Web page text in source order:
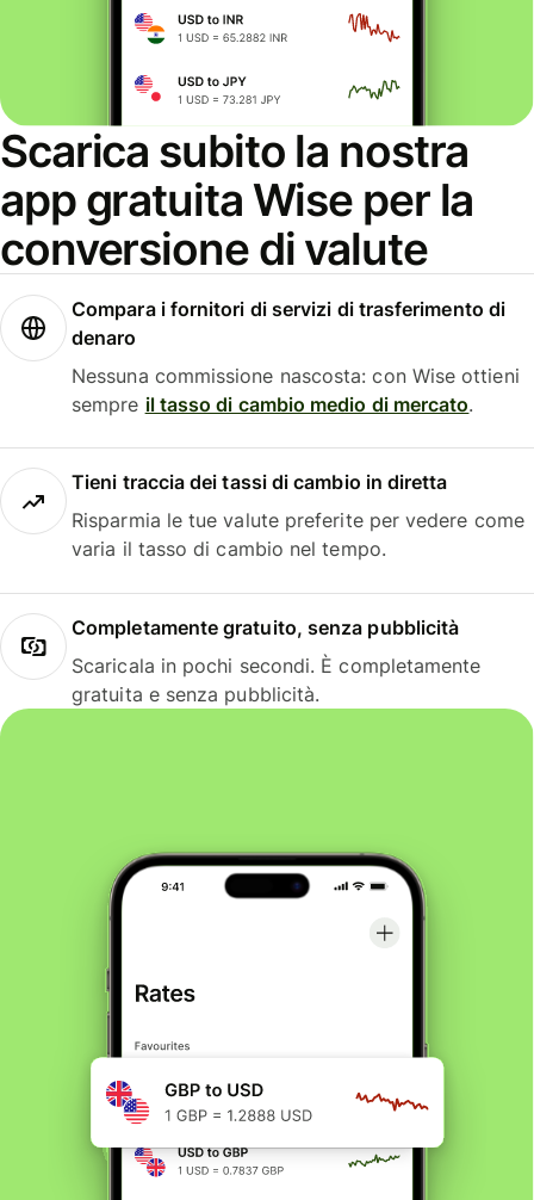
Scarica subito la nostra
app gratuita Wise per la
conversione di valute
Compara i fornitori di servizi di trasferimento di
denaro
Nessuna commissione nascosta: con Wise ottieni
sempre il tasso di cambio medio di mercato.
Tieni traccia dei tassi di cambio in diretta
Risparmia le tue valute preferite per vedere come
varia il tasso di cambio nel tempo.
Completamente gratuito, senza pubblicità
Scaricala in pochi secondi. È completamente
gratuita e senza pubblicità.